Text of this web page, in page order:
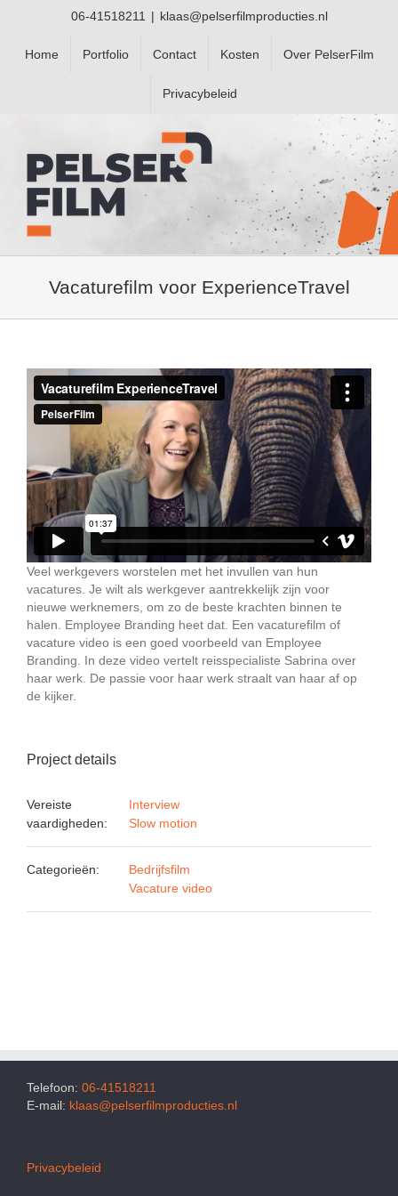
06-41518211 | klaas@pelserfilmproducties.nl
Home Portfolio Contact Kosten Over PelserFilm
Privacybeleid
Vacaturefilm voor ExperienceTravel
Veel werkgevers worstelen met het invullen van hun
vacatures. Je wilt als werkgever aantrekkelijk zijn voor
nieuwe werknemers, om zo de beste krachten binnen te
halen. Employee Branding heet dat. Een vacaturefilm of
vacature video is een goed voorbeeld van Employee
Branding. In deze video vertelt reisspecialiste Sabrina over
haar werk. De passie voor haar werk straalt van haar af op
de kijker.
Project details
Vereiste
vaardigheden:
Interview
Slow motion
Categorieën:
Bedrijfsfilm
Vacature video
Telefoon: 06-41518211
E-mail: klaas@pelserfilmproducties.nl
Privacybeleid